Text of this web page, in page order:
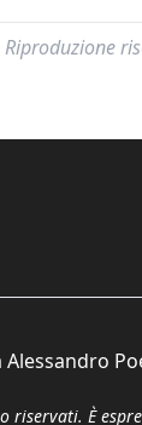
Riproduzione
È